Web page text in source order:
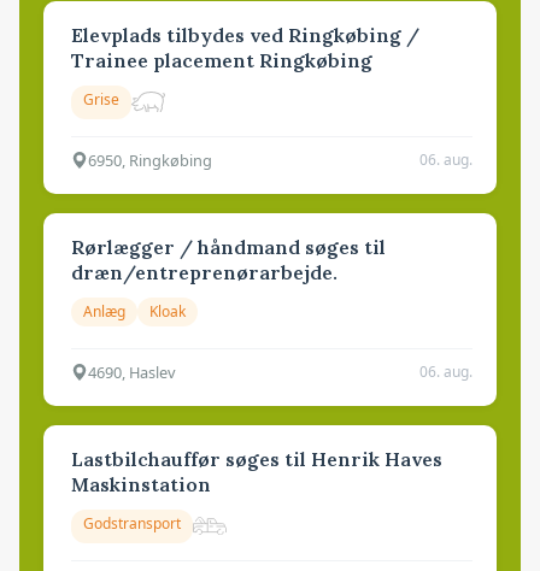
Elevplads tilbydes ved Ringkøbing /
Trainee placement Ringkøbing
Grise
6950, Ringkøbing 06. aug.
Rørlægger / håndmand søges til
dræn/entreprenørarbejde.
Anlæg Kloak
4690, Haslev 06. aug.
Lastbilchauffør søges til Henrik Haves
Maskinstation
Godstransport